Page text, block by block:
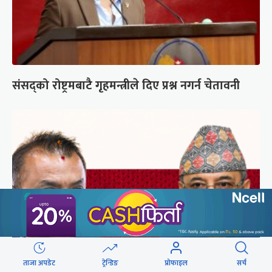
संसद्को रोष्ट्रमबाटै गृहमन्त्रीले दिए प्रश्न नगर्न चेतावनी
ताजा अपडेट ट्रेन्डिङ प्रोफाइल सर्च